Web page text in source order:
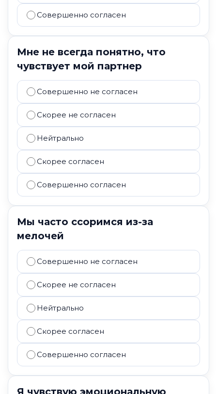
Совершенно согласен
Мне не всегда понятно, что
чувствует мой партнер
Совершенно не согласен
Скорее не согласен
Нейтрально
Скорее согласен
Совершенно согласен
Мы часто ссоримся из-за
мелочей
Совершенно не согласен
Скорее не согласен
Нейтрально
Скорее согласен
Совершенно согласен
Я чувствую эмоциональную